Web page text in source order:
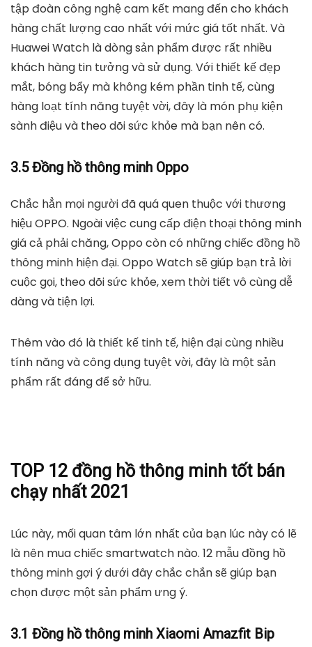
tập đoàn công nghệ cam kết mang đến cho khách
hàng chất lượng cao nhất với mức giá tốt nhất. Và
Huawei Watch là dòng sản phẩm được rất nhiều
khách hàng tin tưởng và sử dụng. Với thiết kế đẹp
mắt, bóng bẩy mà không kém phần tinh tế, cùng
hàng loạt tính năng tuyệt vời, đây là món phụ kiện
sành điệu và theo dõi sức khỏe mà bạn nên có.
3.5 Đồng hồ thông minh Oppo
Chắc hẳn mọi người đã quá quen thuộc với thương
hiệu OPPO. Ngoài việc cung cấp điện thoại thông minh
giá cả phải chăng, Oppo còn có những chiếc đồng hồ
thông minh hiện đại. Oppo Watch sẽ giúp bạn trả lời
cuộc gọi, theo dõi sức khỏe, xem thời tiết vô cùng dễ
dàng và tiện lợi.
Thêm vào đó là thiết kế tinh tế, hiện đại cùng nhiều
tính năng và công dụng tuyệt vời, đây là một sản
phẩm rất đáng để sở hữu.
TOP 12 đồng hồ thông minh tốt bán
chạy nhất 2021
Lúc này, mối quan tâm lớn nhất của bạn lúc này có lẽ
là nên mua chiếc smartwatch nào. 12 mẫu đồng hồ
thông minh gợi ý dưới đây chắc chắn sẽ giúp bạn
chọn được một sản phẩm ưng ý.
3.1 Đồng hồ thông minh Xiaomi Amazfit Bip